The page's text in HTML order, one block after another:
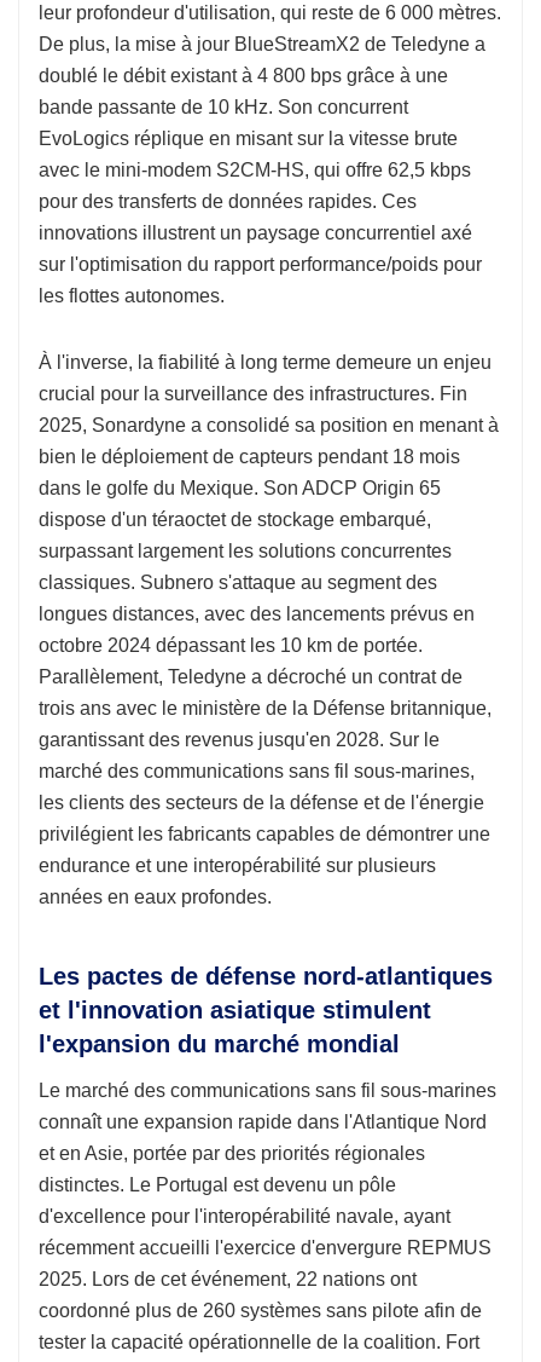
leur profondeur d'utilisation, qui reste de 6 000 mètres.
De plus, la mise à jour BlueStreamX2 de Teledyne a
doublé le débit existant à 4 800 bps grâce à une
bande passante de 10 kHz. Son concurrent
EvoLogics réplique en misant sur la vitesse brute
avec le mini-modem S2CM-HS, qui offre 62,5 kbps
pour des transferts de données rapides. Ces
innovations illustrent un paysage concurrentiel axé
sur l'optimisation du rapport performance/poids pour
les flottes autonomes.
À l'inverse, la fiabilité à long terme demeure un enjeu
crucial pour la surveillance des infrastructures. Fin
2025, Sonardyne a consolidé sa position en menant à
bien le déploiement de capteurs pendant 18 mois
dans le golfe du Mexique. Son ADCP Origin 65
dispose d'un téraoctet de stockage embarqué,
surpassant largement les solutions concurrentes
classiques. Subnero s'attaque au segment des
longues distances, avec des lancements prévus en
octobre 2024 dépassant les 10 km de portée.
Parallèlement, Teledyne a décroché un contrat de
trois ans avec le ministère de la Défense britannique,
garantissant des revenus jusqu'en 2028. Sur le
marché des communications sans fil sous-marines,
les clients des secteurs de la défense et de l'énergie
privilégient les fabricants capables de démontrer une
endurance et une interopérabilité sur plusieurs
années en eaux profondes.
Les pactes de défense nord-atlantiques
et l'innovation asiatique stimulent
l'expansion du marché mondial
Le marché des communications sans fil sous-marines
connaît une expansion rapide dans l'Atlantique Nord
et en Asie, portée par des priorités régionales
distinctes. Le Portugal est devenu un pôle
d'excellence pour l'interopérabilité navale, ayant
récemment accueilli l'exercice d'envergure REPMUS
2025. Lors de cet événement, 22 nations ont
coordonné plus de 260 systèmes sans pilote afin de
tester la capacité opérationnelle de la coalition. Fort